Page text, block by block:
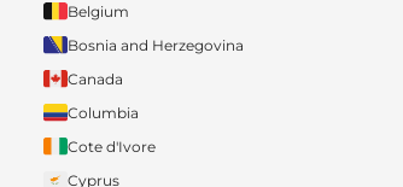
Belgium
Bosnia and Herzegovina
Canada
Columbia
Cote d'Ivore
Cyprus